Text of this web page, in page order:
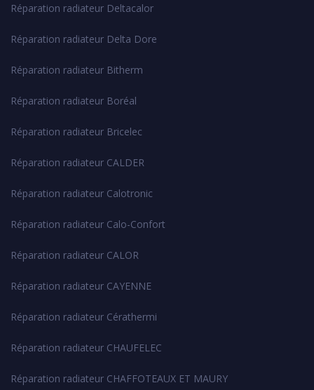
Réparation radiateur Deltacalor
Réparation radiateur Delta Dore
Réparation radiateur Bitherm
Réparation radiateur Boréal
Réparation radiateur Bricelec
Réparation radiateur CALDER
Réparation radiateur Calotronic
Réparation radiateur Calo-Confort
Réparation radiateur CALOR
Réparation radiateur CAYENNE
Réparation radiateur Cérathermi
Réparation radiateur CHAUFELEC
Réparation radiateur CHAFFOTEAUX ET MAURY